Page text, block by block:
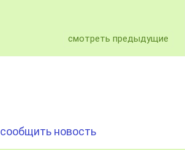
смотреть предыдущие
сообщить новость